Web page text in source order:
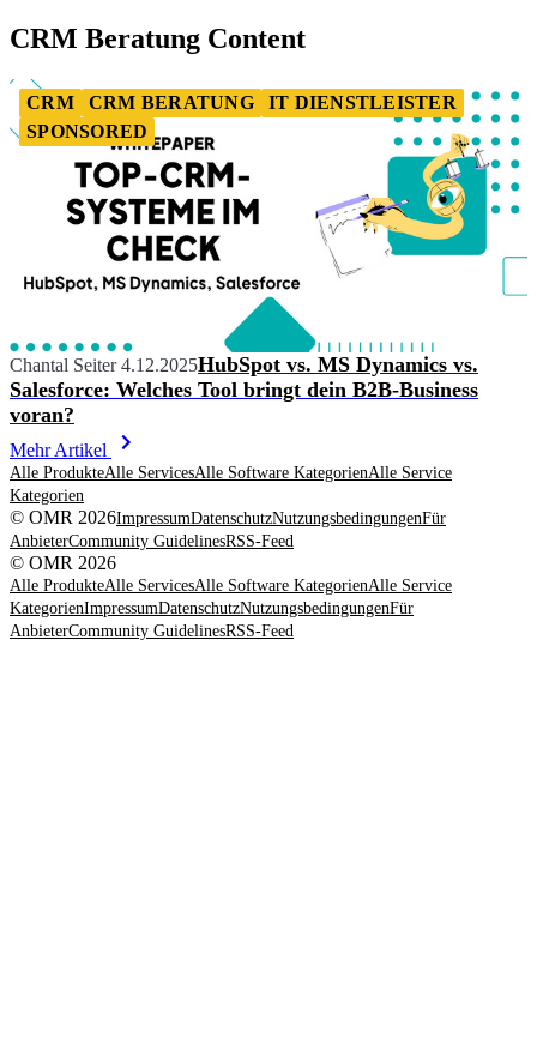
CRM Beratung Content
CRM CRM BERATUNG
IT DIENSTLEISTER
SPONSORED
Chantal Seiter 4.12.2025HubSpot vs. MS Dynamics vs.
Salesforce: Welches Tool bringt dein B2B-Business
voran?
Mehr Artikel
Alle ProdukteAlle ServicesAlle Software KategorienAlle Service
Kategorien
© OMR 2026ImpressumDatenschutzNutzungsbedingungenFür
AnbieterCommunity GuidelinesRSS-Feed
© OMR 2026
Alle ProdukteAlle ServicesAlle Software KategorienAlle Service
KategorienImpressumDatenschutzNutzungsbedingungenFür
AnbieterCommunity GuidelinesRSS-Feed